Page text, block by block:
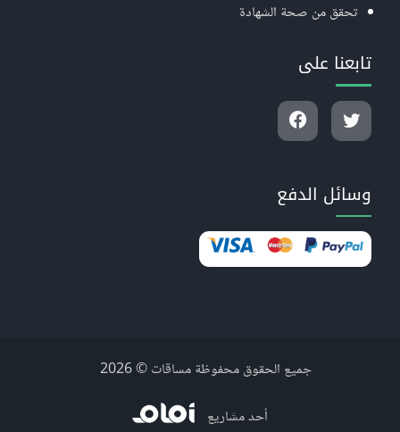
تحقق من صحة الشهادة
تابعنا على
وسائل الدفع
جميع الحقوق محفوظة مساقات © 2026
أحد مشاريع